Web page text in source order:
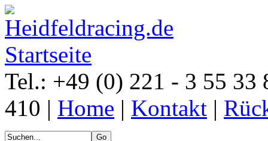
Tel.: +49 (0) 221 - 3 55 33
410 | Home | Kontakt |